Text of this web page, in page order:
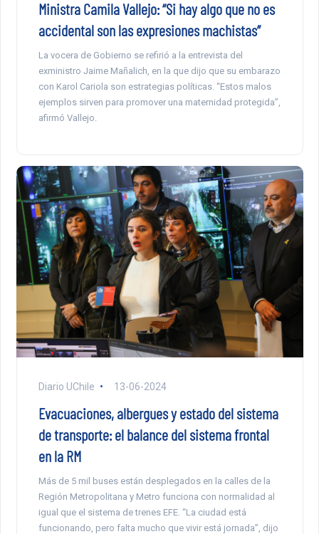
Ministra Camila Vallejo: “Si hay algo que no es
accidental son las expresiones machistas”
La vocera de Gobierno se refirió a la entrevista del
exministro Jaime Mañalich, en la que dijo que su embarazo
con Karol Cariola son estrategias políticas. “Estos malos
ejemplos sirven para promover una maternidad protegida”,
afirmó Vallejo.
Diario UChile 13-06-2024
Evacuaciones, albergues y estado del sistema
de transporte: el balance del sistema frontal
en la RM
Más de 5 mil buses están desplegados en la calles de la
Región Metropolitana y Metro funciona con normalidad al
igual que el sistema de trenes EFE. “La ciudad está
funcionando, pero falta mucho que vivir está jornada”, dijo